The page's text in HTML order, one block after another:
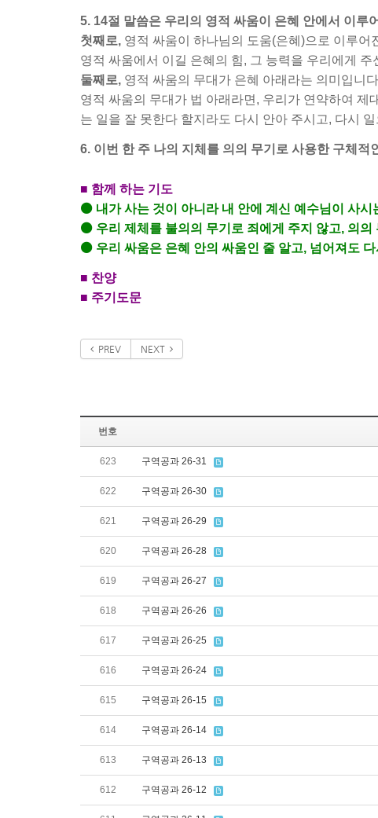
5. 14절 말씀은 우리의 영적 싸움이 은혜 안에서 이루
첫째로, 영적 싸움이 하나님의 도움(은혜)으로 이루어
영적 싸움에서 이길 은혜의 힘, 그 능력을 우리에게 주
둘째로, 영적 싸움의 무대가 은혜 아래라는 의미입니
영적 싸움의 무대가 법 아래라면, 우리가 연약하여 제
는 일을 잘 못한다 할지라도 다시 안아 주시고, 다시
6. 이번 한 주 나의 지체를 의의 무기로 사용한 구체적
■ 함께 하는 기도
⚫ 내가 사는 것이 아니라 내 안에 계신 예수님이 사시
⚫ 우리 제체를 불의의 무기로 죄에게 주지 않고, 의
⚫ 우리 싸움은 은혜 안의 싸움인 줄 알고, 넘어져도
■ 찬양
■ 주기도문
PREV NEXT
번호
623 구역공과 26-31
622 구역공과 26-30
621 구역공과 26-29
620 구역공과 26-28
619 구역공과 26-27
618 구역공과 26-26
617 구역공과 26-25
616 구역공과 26-24
615 구역공과 26-15
614 구역공과 26-14
613 구역공과 26-13
612 구역공과 26-12